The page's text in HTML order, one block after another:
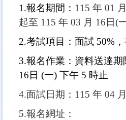
1.報名期間 ： 115 年 01
起至 115 年 03 月 16日(
2.考試項目
：面試 50%
3.報名作業：資料送達期
16日 (一) 下午 5 時止
4.面試日期：115 年 04
5.報名網址：